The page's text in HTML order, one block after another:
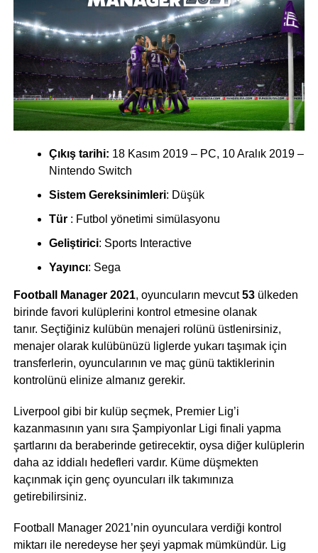
Çıkış tarihi: 18 Kasım 2019 – PC, 10 Aralık 2019 –
Nintendo Switch
Sistem Gereksinimleri: Düşük
Tür: Futbol yönetimi simülasyonu
Geliştirici: Sports Interactive
Yayıncı: Sega
Football Manager 2021, oyuncuların mevcut53ülkeden
birinde favori kulüplerini kontrol etmesine olanak
tanır. Seçtiğiniz kulübün menajeri rolünü üstlenirsiniz,
menajer olarak kulübünüzü liglerde yukarı taşımak için
transferlerin, oyuncularının ve maç günü taktiklerinin
kontrolünü elinize almanız gerekir.
Liverpool gibi bir kulüp seçmek, Premier Lig’i
kazanmasının yanı sıra Şampiyonlar Ligi finali yapma
şartlarını da beraberinde getirecektir, oysa diğer kulüplerin
daha az iddialı hedefleri vardır. Küme düşmekten
kaçınmak için genç oyuncuları ilk takımınıza
getirebilirsiniz.
Football Manager 2021’nin oyunculara verdiği kontrol
miktarı ile neredeyse her şeyi yapmak mümkündür. Lig